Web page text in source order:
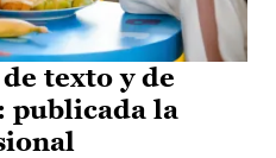
texto y de
publicada la